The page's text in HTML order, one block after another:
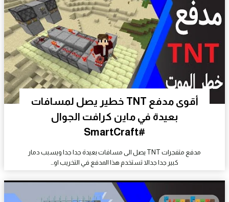
أقوى مدفع TNT خطير يصل لمسافات
بعيدة في ماين كرافت الجوال
#SmartCraft
مدفع متفجرات TNT يصل الى مسافات بعيدة جدا جدا ويسبب دمار
كبير جدا جدالا تستخدم هذا المدفع في التخريب او…